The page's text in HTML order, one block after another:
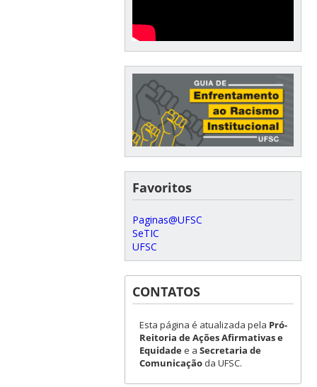
Favoritos
Paginas@UFSC
SeTIC
UFSC
CONTATOS
Esta página é atualizada pela Pró-
Reitoria de Ações Afirmativas e
Equidadee a Secretaria de
Comunicaçãoda UFSC.